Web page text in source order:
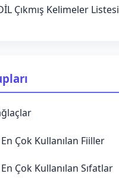
Çıkmış Kelimeler Listesi
Çok Kullanılan Fiiller
Çok Kullanılan Sıfatlar